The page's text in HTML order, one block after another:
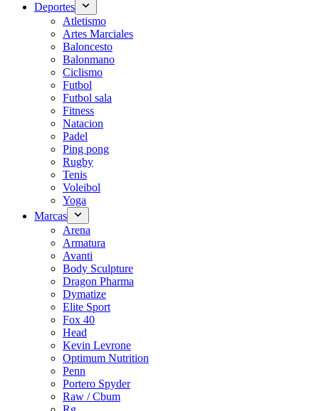
Deportes
Atletismo
Artes Marciales
Baloncesto
Balonmano
Ciclismo
Futbol
Futbol sala
Fitness
Natacion
Padel
Ping pong
Rugby
Tenis
Voleibol
Yoga
Marcas
Arena
Armatura
Avanti
Body Sculpture
Dragon Pharma
Dymatize
Elite Sport
Fox 40
Head
Kevin Levrone
Optimum Nutrition
Penn
Portero Spyder
Raw / Cbum